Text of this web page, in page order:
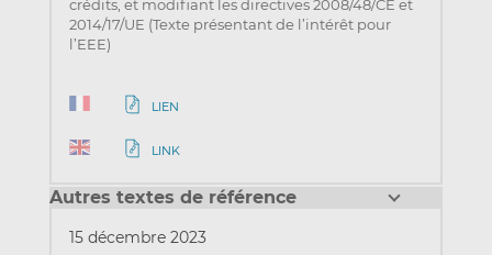
crédits, et modifiant les directives 2008/48/CE et
2014/17/UE (Texte présentant de l’intérêt pour
l’EEE)
LIEN
LINK
Autres textes de référence
15 décembre 2023